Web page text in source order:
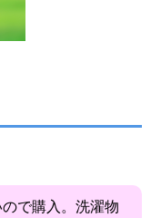
で購入。洗濯物